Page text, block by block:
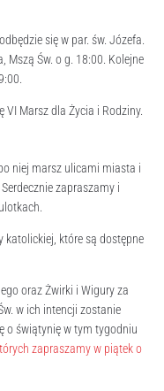
się w par. św. Józefa.
Mszą Św. o g. 18:00. Kolejne
VI Marsz dla Życia i Rodziny.
niej marsz ulicami miasta i
zapraszamy i
katolickiej, które są dostępne
oraz Żwirki i Wigury za
w ich intencji zostanie
o świątynię w tym tygodniu
zapraszamy w piątek o